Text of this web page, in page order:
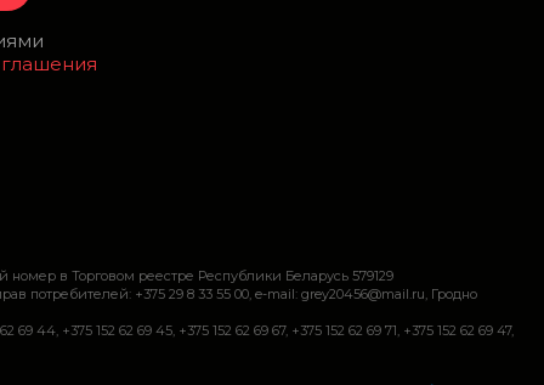
в Торговом реестре Республики Беларусь 579129
+375 29 8 33 55 00, e-mail: grey20456@mail.ru, Гродно
+375 152 62 69 45, +375 152 62 69 67, +375 152 62 69 71, +375 152 62 69 47,